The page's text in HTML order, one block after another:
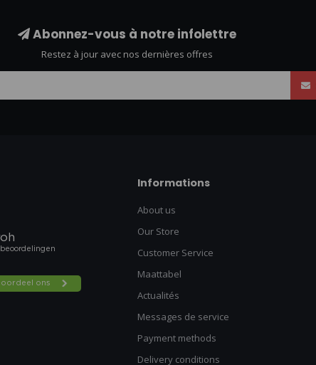
Abonnez-vous à notre infolettre
Restez à jour avec nos dernières offres
Informations
About us
Our Store
Customer Service
Maattabel
Actualités
Messages de service
Payment methods
Delivery conditions